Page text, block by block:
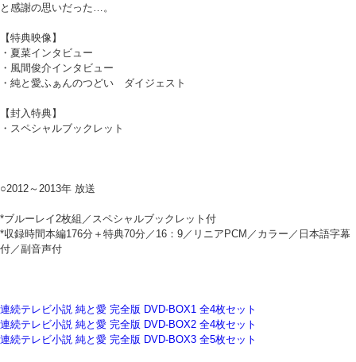
と感謝の思いだった…。
【特典映像】
・夏菜インタビュー
・風間俊介インタビュー
・純と愛ふぁんのつどい ダイジェスト
【封入特典】
・スペシャルブックレット
○2012～2013年 放送
*ブルーレイ2枚組／スペシャルブックレット付
*収録時間本編176分＋特典70分／16：9／リニアPCM／カラー／日本語字幕
付／副音声付
連続テレビ小説 純と愛 完全版 DVD-BOX1 全4枚セット
連続テレビ小説 純と愛 完全版 DVD-BOX2 全4枚セット
連続テレビ小説 純と愛 完全版 DVD-BOX3 全5枚セット